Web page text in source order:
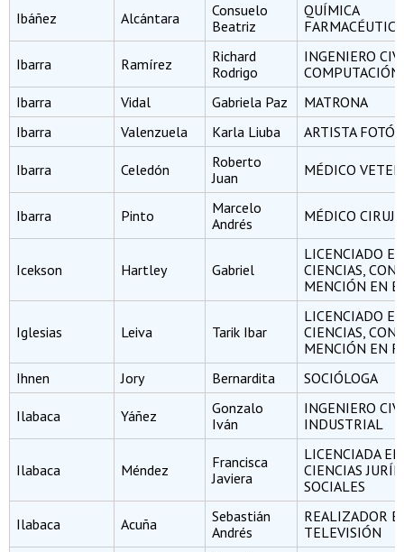
Ibáñez Alcántara
Consuelo
Beatriz
QUÍMICA
FARMACÉUTICA
Ibarra Ramírez
Richard
Rodrigo
INGENIERO
COMPUTACIÓN
Ibarra
Vidal Gabriela Paz
MATRONA
Ibarra
Valenzuela Karla Liuba ARTISTA
Ibarra Celedón
Roberto
Juan
MÉDICO
Ibarra Pinto
Marcelo
Andrés
MÉDICO
Icekson Hartley Gabriel
LICENCIADO EN
CIENCIAS, CON
MENCIÓN EN
Iglesias Leiva Tarik Ibar
LICENCIADO EN
CIENCIAS, CON
MENCIÓN EN
Ihnen
Jory Bernardita SOCIÓLOGA
Ilabaca Yáñez
Gonzalo
Iván
INGENIERO
INDUSTRIAL
Ilabaca Méndez
Francisca
Javiera
LICENCIADA EN
CIENCIAS
SOCIALES
Ilabaca Acuña
Sebastián
Andrés
REALIZADOR
TELEVISIÓN